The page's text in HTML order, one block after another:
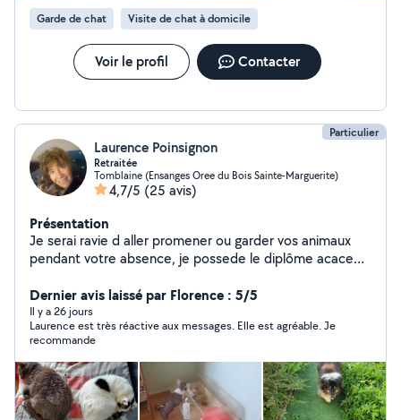
Garde de chat Visite de chat à domicile
Voir le profil Contacter
Particulier
Laurence Poinsignon
Retraitée
Tomblaine (Ensanges Oree du Bois Sainte-Marguerite)
4,7/5 (25 avis)
Présentation
Je serai ravie d aller promener ou garder vos animaux
pendant votre absence, je possede le diplôme acaced
matériel merci et à bientôt
Dernier avis laissé par Florence : 5/5
Il y a 26 jours
Laurence est très réactive aux messages. Elle est agréable. Je
recommande